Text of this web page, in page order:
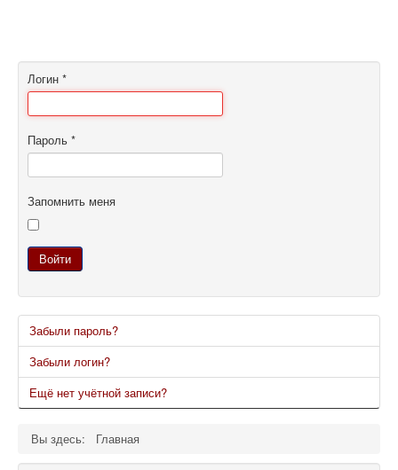
Логин *
Пароль *
Запомнить меня
Войти
Забыли пароль?
Забыли логин?
Ещё нет учётной записи?
Вы здесь: Главная